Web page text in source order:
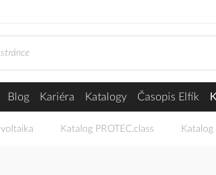
Blog Kariéra Katalogy Časopis Elfík
Katalog PROTEC.class